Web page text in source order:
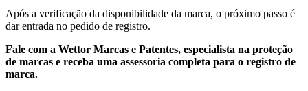
Após a verificação da disponibilidade da marca, o próximo passo é
dar entrada no pedido de registro.
Fale com a Wettor Marcas e Patentes, especialista na proteção
de marcas e receba uma assessoria completa para o registro de
marca.